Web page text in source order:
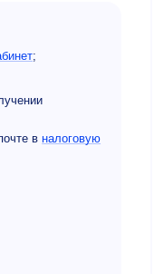
;
вналоговую